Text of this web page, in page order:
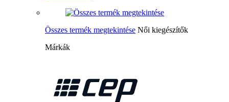
Összes termék megtekintése Női kiegészítők
Márkák